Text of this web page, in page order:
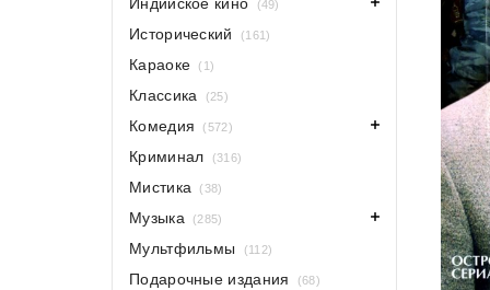
(49)
Исторический (161)
Караоке (1)
Классика (25)
Комедия (572)
Криминал (316)
Мистика (38)
Музыка (285)
Мультфильмы (112)
Подарочные издания (68)